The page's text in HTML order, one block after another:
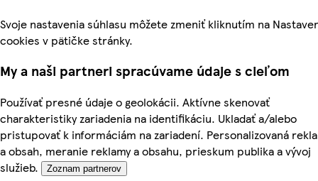
Svoje nastavenia súhlasu môžete zmeniť kliknutím na
cookies v pätičke stránky.
My a naši partneri spracúvame údaje s cieľom
Používať presné údaje o geolokácii. Aktívne skenovať
charakteristiky zariadenia na identifikáciu. Ukladať a/alebo
pristupovať k informáciám na zariadení. Personalizovaná
a obsah, meranie reklamy a obsahu, prieskum publika a vývoj
služieb.
Zoznam partnerov